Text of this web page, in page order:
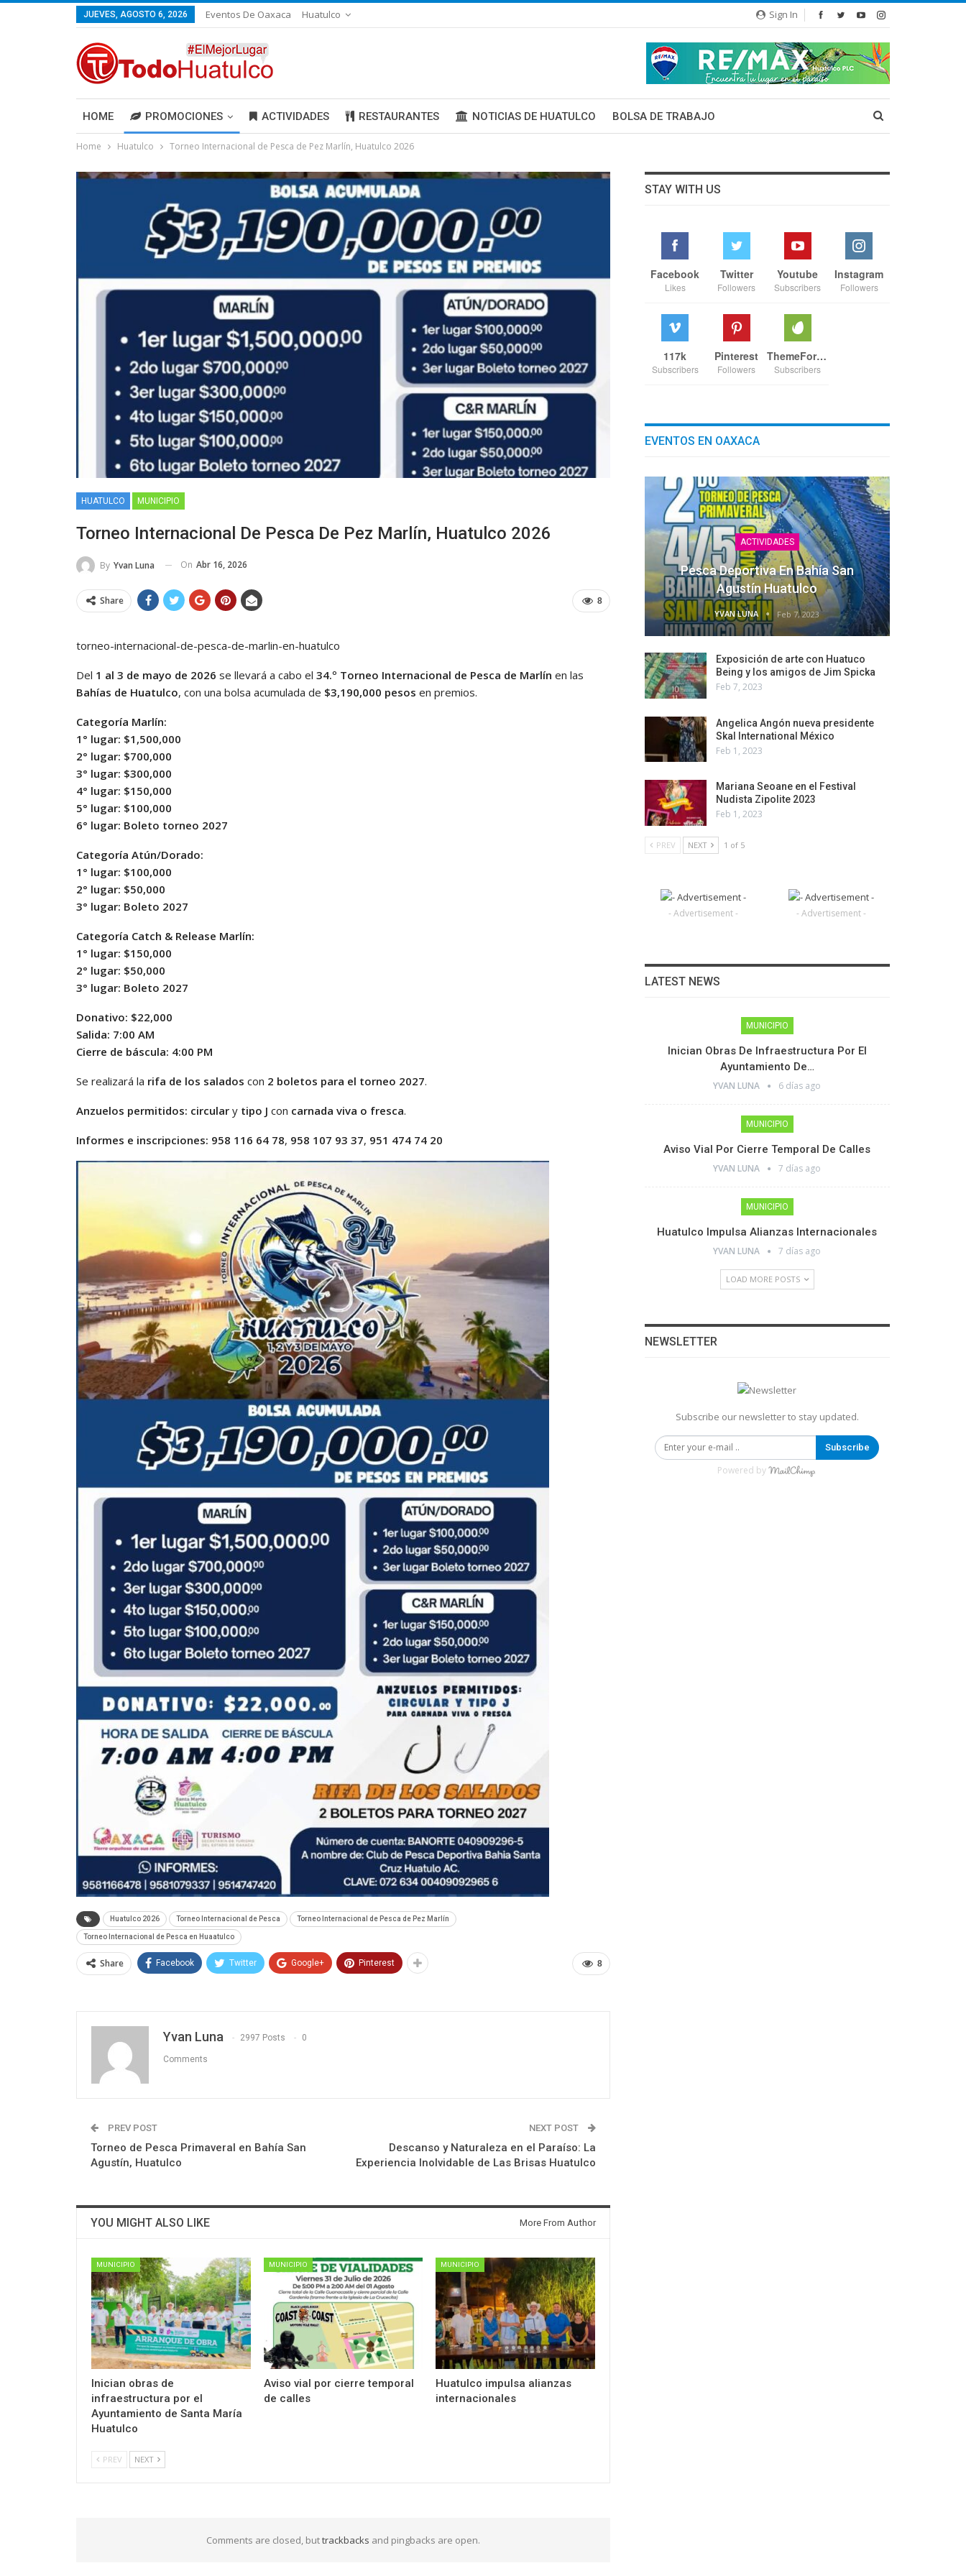
Sign In
JUEVES, AGOSTO 6, 2026 Eventos De Oaxaca Huatulco
HOME PROMOCIONES ACTIVIDADES RESTAURANTES NOTICIAS DE HUATULCO BOLSA DE TRABAJO
Home Huatulco Torneo Internacional de Pesca de Pez Marlín, Huatulco 2026
HUATULCO MUNICIPIO
Torneo Internacional De Pesca De Pez Marlín, Huatulco 2026
By Yvan Luna On Abr 16, 2026
8
Share
torneo-internacional-de-pesca-de-marlin-en-huatulco
Del 1 al 3 de mayo de 2026 se llevará a cabo el 34.º Torneo Internacional de Pesca de Marlín en las
Bahías de Huatulco, con una bolsa acumulada de $3,190,000 pesos en premios.
Categoría Marlín:
1° lugar: $1,500,000
2° lugar: $700,000
3° lugar: $300,000
4° lugar: $150,000
5° lugar: $100,000
6° lugar: Boleto torneo 2027
Categoría Atún/Dorado:
1° lugar: $100,000
2° lugar: $50,000
3° lugar: Boleto 2027
Categoría Catch & Release Marlín:
1° lugar: $150,000
2° lugar: $50,000
3° lugar: Boleto 2027
Donativo: $22,000
Salida: 7:00 AM
Cierre de báscula: 4:00 PM
Se realizará la rifa de los salados con 2 boletos para el torneo 2027.
Anzuelos permitidos: circular y tipo J con carnada viva o fresca.
Informes e inscripciones: 958 116 64 78, 958 107 93 37, 951 474 74 20
Huatulco 2026 Torneo Internacional de Pesca Torneo Internacional de Pesca de Pez Marlín
Torneo Internacional de Pesca en Huaatulco
8
Share Facebook Twitter Google+ Pinterest
Yvan Luna 2997 Posts 0
Comments
PREV POST
Torneo de Pesca Primaveral en Bahía San
Agustín, Huatulco
NEXT POST
Descanso y Naturaleza en el Paraíso: La
Experiencia Inolvidable de Las Brisas Huatulco
YOU MIGHT ALSO LIKE More From Author
MUNICIPIO
Inician obras de
infraestructura por el
Ayuntamiento de Santa María
Huatulco
MUNICIPIO
Aviso vial por cierre temporal
de calles
MUNICIPIO
Huatulco impulsa alianzas
internacionales
PREV NEXT
Comments are closed, buttrackbacks and pingbacks are open.
STAY WITH US
Facebook
Likes
Twitter
Followers
Youtube
Subscribers
Instagram
Followers
117k
Subscribers
Pinterest
Followers
ThemeForest
Subscribers
EVENTOS EN OAXACA
ACTIVIDADES
Pesca Deportiva En Bahía San
Agustín Huatulco
YVAN LUNA Feb 7, 2023
Exposición de arte con Huatuco
Being y los amigos de Jim Spicka
Feb 7, 2023
Angelica Angón nueva presidente
Skal International México
Feb 1, 2023
Mariana Seoane en el Festival
Nudista Zipolite 2023
Feb 1, 2023
PREV NEXT 1 of 5
- Advertisement - - Advertisement -
LATEST NEWS
MUNICIPIO
Inician Obras De Infraestructura Por El
Ayuntamiento De…
YVAN LUNA 6 días ago
MUNICIPIO
Aviso Vial Por Cierre Temporal De Calles
YVAN LUNA 7 días ago
MUNICIPIO
Huatulco Impulsa Alianzas Internacionales
YVAN LUNA 7 días ago
LOAD MORE POSTS
NEWSLETTER
Subscribe our newsletter to stay updated.
Subscribe
Powered by